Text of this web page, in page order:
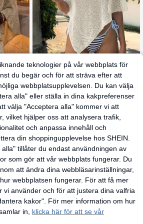
som
l
för k
10
GLAMMY sommarbaddräkt-coveru
p för kvinnor, söt renvit stickad topp
med asymmetrisk fåll, fin glansig ga
rnstickad textil och något lös passfo
rm
118kr
teknologier på vår webbplats för
du begär och för att sträva efter att
webbplatsupplevelsen. Du kan välja
alla" eller ställa in dina kakpreferenser
välja "Acceptera alla" kommer vi att
vilket hjälper oss att analysera trafik,
och anpassa innehåll och
din shoppingupplevelse hos SHEIN.
tillåter du endast användningen av
som gör att vår webbplats fungerar. Du
att ändra dina webbläsarinställningar,
webbplatsen fungerar. För att få mer
vi använder och för att justera dina valfria
kakor". För mer information om hur
in, klicka här för att se vår